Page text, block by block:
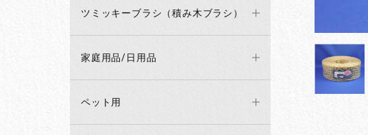
ツミッキーブラシ（積み木ブラシ）
家庭用品/日用品
ペット用